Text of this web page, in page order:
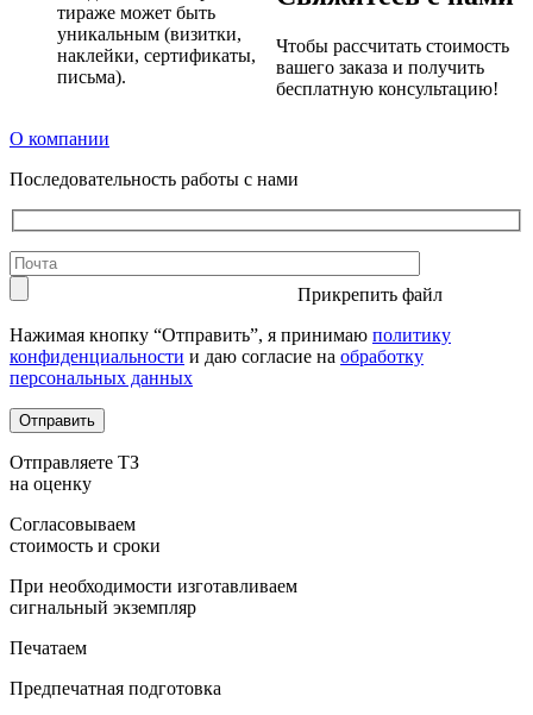
тираже может быть
уникальным (визитки,
наклейки, сертификаты,
письма).
Чтобы рассчитать стоимость
вашего заказа и получить
бесплатную консультацию!
О компании
Последовательность работы с нами
Прикрепить файл
Нажимая кнопку “Отправить”, я принимаю политику
конфиденциальности и даю согласие на обработку
персональных данных
Отправить
Отправляете ТЗ
на оценку
Согласовываем
стоимость и сроки
При необходимости изготавливаем
сигнальный экземпляр
Печатаем
Предпечатная подготовка